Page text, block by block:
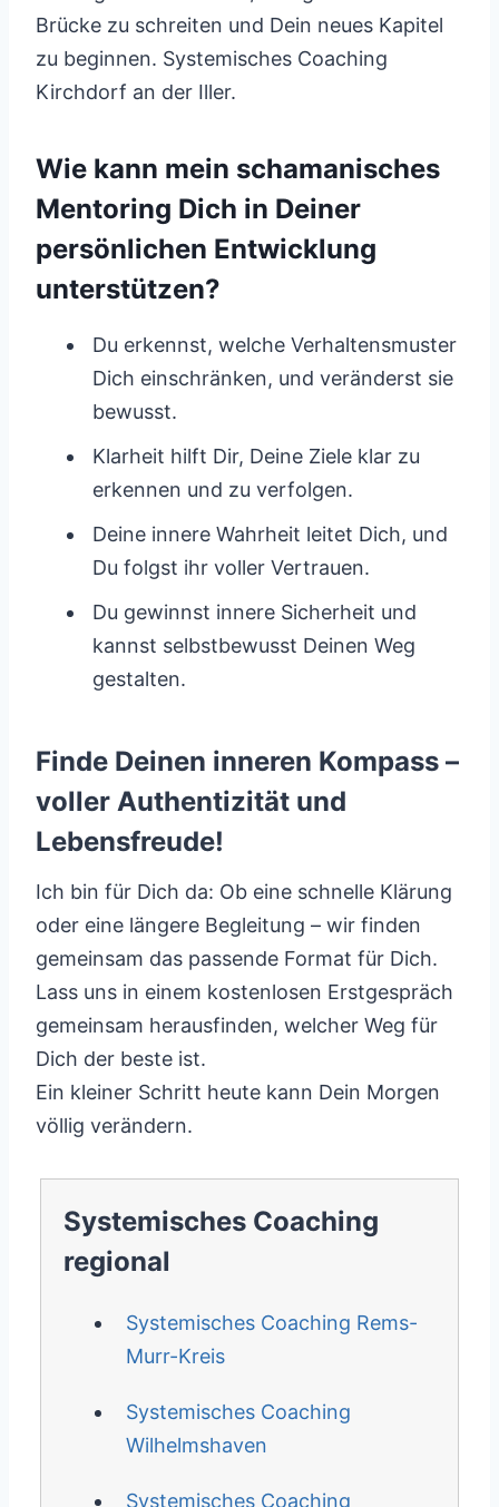
Brücke zu schreiten und Dein neues Kapitel
zu beginnen. Systemisches Coaching
Kirchdorf an der Iller.
Wie kann mein schamanisches
Mentoring Dich in Deiner
persönlichen Entwicklung
unterstützen?
Du erkennst, welche Verhaltensmuster
Dich einschränken, und veränderst sie
bewusst.
Klarheit hilft Dir, Deine Ziele klar zu
erkennen und zu verfolgen.
Deine innere Wahrheit leitet Dich, und
Du folgst ihr voller Vertrauen.
Du gewinnst innere Sicherheit und
kannst selbstbewusst Deinen Weg
gestalten.
Finde Deinen inneren Kompass –
voller Authentizität und
Lebensfreude!
Ich bin für Dich da: Ob eine schnelle Klärung
oder eine längere Begleitung – wir finden
gemeinsam das passende Format für Dich.
Lass uns in einem kostenlosen Erstgespräch
gemeinsam herausfinden, welcher Weg für
Dich der beste ist.
Ein kleiner Schritt heute kann Dein Morgen
völlig verändern.
Systemisches Coaching
regional
Systemisches Coaching Rems-
Murr-Kreis
Systemisches Coaching
Wilhelmshaven
Systemisches Coaching